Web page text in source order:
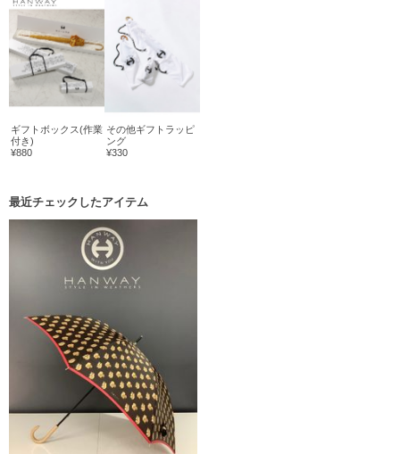
ギフトボックス(作業
付き)
¥880
その他ギフトラッピ
ング
¥330
最近チェックしたアイテム